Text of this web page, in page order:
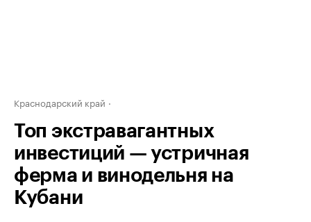
Краснодарский край
Топ экстравагантных
инвестиций — устричная
ферма и винодельня на
Кубани